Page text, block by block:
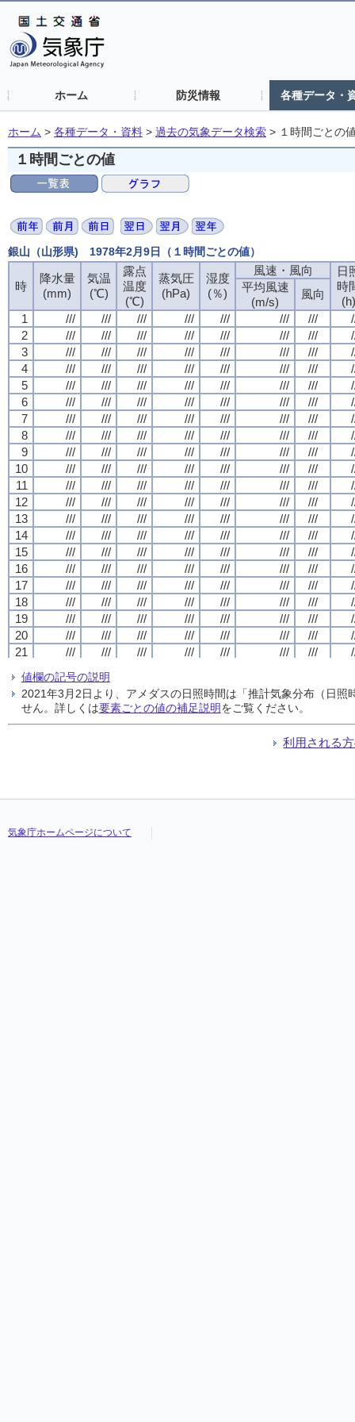
ホーム 防災情報 各種データ・
ホーム > 各種データ・資料 > 過去の気象データ検索 > １時間ごとの
１時間ごとの値
銀山（山形県) 1978年2月9日（１時間ごとの値）
時
降水量
(mm)
気温
(℃)
露点
温度
(℃)
蒸気圧
(hPa)
湿度
(％)
風速・風向
日
時
(h)
平均風速
(m/s)
風向
1
/// /// /// /// /// /// ///
2
/// /// /// /// /// /// ///
3
/// /// /// /// /// /// ///
4
/// /// /// /// /// /// ///
5
/// /// /// /// /// /// ///
6
/// /// /// /// /// /// ///
7
/// /// /// /// /// /// ///
8
/// /// /// /// /// /// ///
9
/// /// /// /// /// /// ///
10
/// /// /// /// /// /// ///
11
/// /// /// /// /// /// ///
12
/// /// /// /// /// /// ///
13
/// /// /// /// /// /// ///
14
/// /// /// /// /// /// ///
15
/// /// /// /// /// /// ///
16
/// /// /// /// /// /// ///
17
/// /// /// /// /// /// ///
18
/// /// /// /// /// /// ///
19
/// /// /// /// /// /// ///
20
/// /// /// /// /// /// ///
21
/// /// /// /// /// /// ///
23
/// /// ///
24
/// /// /// /// /// /// ///
時
降水量
(mm)
気温
(℃)
露点
温度
(℃)
蒸気圧
(hPa)
湿度
(％)
風速・風向
日
時
(h)
平均風速
(m/s)
風向
1
/// /// /// /// /// /// ///
2
/// /// /// /// /// /// ///
3
/// /// /// /// /// /// ///
4
/// /// /// /// /// /// ///
5
/// /// /// /// /// /// ///
6
/// /// /// /// /// /// ///
7
/// /// /// /// /// /// ///
8
/// /// /// /// /// /// ///
9
/// /// /// /// /// /// ///
10
/// /// /// /// /// /// ///
11
/// /// /// /// /// /// ///
12
/// /// /// /// /// /// ///
13
/// /// /// /// /// /// ///
14
/// /// /// /// /// /// ///
15
/// /// /// /// /// /// ///
16
/// /// /// /// /// /// ///
17
/// /// /// /// /// /// ///
18
/// /// /// /// /// /// ///
19
/// /// /// /// /// /// ///
20
/// /// /// /// /// /// ///
21
/// /// /// /// /// /// ///
23
/// /// ///
24
/// /// /// /// /// /// ///
時
降水量
(mm)
気温
(℃)
露点
温度
(℃)
蒸気圧
(hPa)
湿度
(％)
風速・風向
日
時
(h)
平均風速
(m/s)
風向
1
/// /// /// /// /// /// ///
2
/// /// /// /// /// /// ///
3
/// /// /// /// /// /// ///
4
/// /// /// /// /// /// ///
5
/// /// /// /// /// /// ///
6
/// /// /// /// /// /// ///
7
/// /// /// /// /// /// ///
8
/// /// /// /// /// /// ///
9
/// /// /// /// /// /// ///
10
/// /// /// /// /// /// ///
11
/// /// /// /// /// /// ///
12
/// /// /// /// /// /// ///
13
/// /// /// /// /// /// ///
14
/// /// /// /// /// /// ///
15
/// /// /// /// /// /// ///
16
/// /// /// /// /// /// ///
17
/// /// /// /// /// /// ///
18
/// /// /// /// /// /// ///
19
/// /// /// /// /// /// ///
20
/// /// /// /// /// /// ///
21
/// /// /// /// /// /// ///
23
/// /// ///
24
/// /// /// /// /// /// ///
時
降水量
(mm)
気温
(℃)
露点
温度
(℃)
蒸気圧
(hPa)
湿度
(％)
風速・風向
日
時
(h)
平均風速
(m/s)
風向
1
/// /// /// /// /// /// ///
2
/// /// /// /// /// /// ///
3
/// /// /// /// /// /// ///
4
/// /// /// /// /// /// ///
5
/// /// /// /// /// /// ///
6
/// /// /// /// /// /// ///
7
/// /// /// /// /// /// ///
8
/// /// /// /// /// /// ///
9
/// /// /// /// /// /// ///
10
/// /// /// /// /// /// ///
11
/// /// /// /// /// /// ///
12
/// /// /// /// /// /// ///
13
/// /// /// /// /// /// ///
14
/// /// /// /// /// /// ///
15
/// /// /// /// /// /// ///
16
/// /// /// /// /// /// ///
17
/// /// /// /// /// /// ///
18
/// /// /// /// /// /// ///
19
/// /// /// /// /// /// ///
20
/// /// /// /// /// /// ///
21
/// /// /// /// /// /// ///
23
/// /// ///
24
/// /// /// /// /// /// ///
値欄の記号の説明
2021年3月2日より、アメダスの日照時間は「推計気象分布（日
せん。詳しくは要素ごとの値の補足説明をご覧ください。
利用される
気象庁ホームページについて